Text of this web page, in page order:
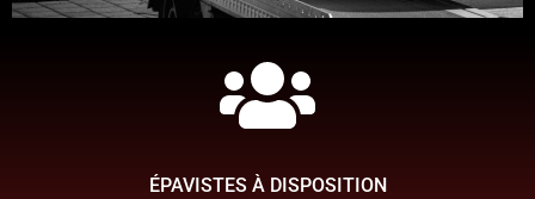
Simplifiez-vous la tache
Chez TMB épaviste, ce qui compte pour nous c'est de faire en
voiture épave soit aussi simple que possible afin que vous
ÉPAVISTES À DISPOSITION